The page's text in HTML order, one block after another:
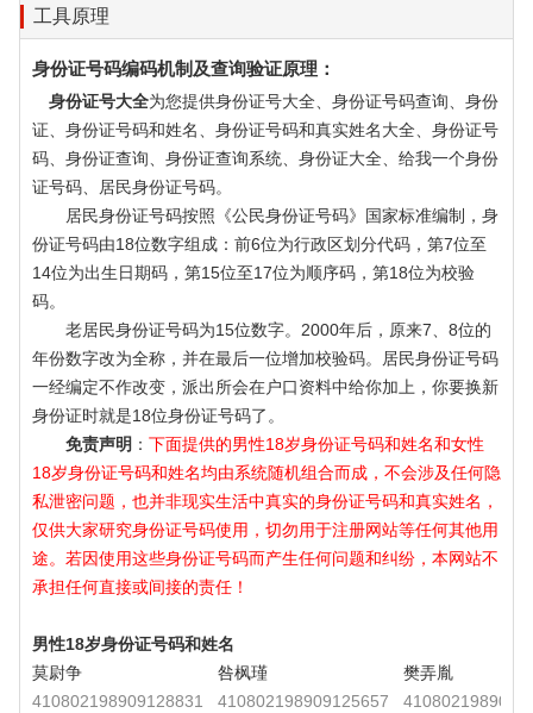
工具原理
身份证号码编码机制及查询验证原理：
身份证号大全为您提供身份证号大全、身份证号码查询、身份
证、身份证号码和姓名、身份证号码和真实姓名大全、身份证号
码、身份证查询、身份证查询系统、身份证大全、给我一个身份
证号码、居民身份证号码。
居民身份证号码按照《公民身份证号码》国家标准编制，身
份证号码由18位数字组成：前6位为行政区划分代码，第7位至
14位为出生日期码，第15位至17位为顺序码，第18位为校验
码。
老居民身份证号码为15位数字。2000年后，原来7、8位的
年份数字改为全称，并在最后一位增加校验码。居民身份证号码
一经编定不作改变，派出所会在户口资料中给你加上，你要换新
身份证时就是18位身份证号码了。
免责声明 ： 下面提供的男性18岁身份证号码和姓名和女性
18岁身份证号码和姓名均由系统随机组合而成，不会涉及任何隐
私泄密问题，也并非现实生活中真实的身份证号码和真实姓名，
仅供大家研究身份证号码使用，切勿用于注册网站等任何其他用
途。若因使用这些身份证号码而产生任何问题和纠纷，本网站不
承担任何直接或间接的责任！
男性18岁身份证号码和姓名
莫尉争
410802198909128831
咎枫瑾
410802198909125657
樊弄胤